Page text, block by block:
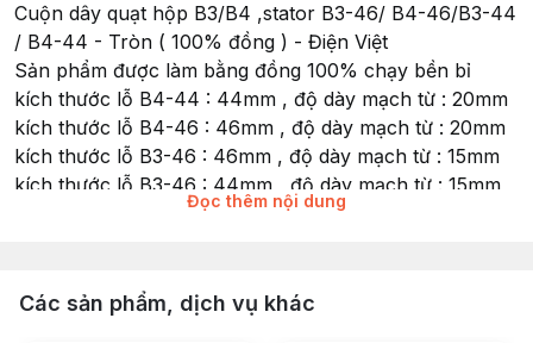
Cuộn dây quạt hộp B3/B4 ,stator B3-46/ B4-46/B3-44
/ B4-44 - Tròn ( 100% đồng ) - Điện Việt
Sản phẩm được làm bằng đồng 100% chạy bền bỉ
kích thước lỗ B4-44 : 44mm , độ dày mạch từ : 20mm
kích thước lỗ B4-46 : 46mm , độ dày mạch từ : 20mm
kích thước lỗ B3-46 : 46mm , độ dày mạch từ : 15mm
kích thước lỗ B3-46 : 44mm , độ dày mạch từ : 15mm
lõi vuông )
Đọc thêm nội dung
Các sản phẩm, dịch vụ khác